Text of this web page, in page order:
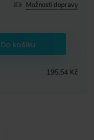
Možnosti dopravy
Do košíku
195,54 Kč